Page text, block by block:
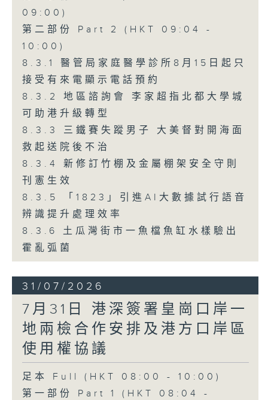
09:00)
第二部份 Part 2 (HKT 09:04 -
10:00)
8.3.1 醫管局家庭醫學診所8月15日起只
接受有來電顯示電話預約
8.3.2 地區諮詢會 李家超指北都大學城
可助港升級轉型
8.3.3 三鐵賽失蹤男子 大美督對開海面
救起送院後不治
8.3.4 新修訂竹棚及金屬棚架安全守則
刊憲生效
8.3.5 「1823」引進AI大數據試行語音
辨識提升處理效率
8.3.6 土瓜灣街市一魚檔魚缸水樣驗出
霍亂弧菌
31/07/2026
7月31日 港深簽署皇崗口岸一
地兩檢合作安排及港方口岸區
使用權協議
足本 Full (HKT 08:00 - 10:00)
第一部份 Part 1 (HKT 08:04 -